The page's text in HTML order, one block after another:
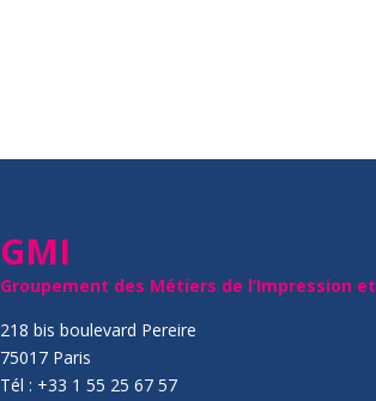
GMI
Groupement des Métiers de l’Impression
218 bis boulevard Pereire
75017 Paris
Tél : +33 1 55 25 67 57